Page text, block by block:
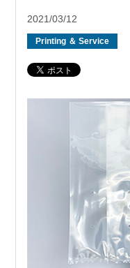
2021/03/12
Printing ＆ Service